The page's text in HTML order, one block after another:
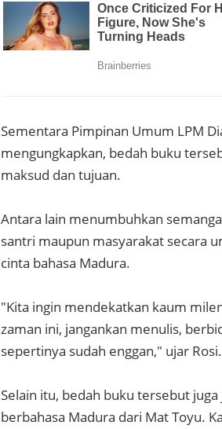
Sementara Pimpinan Umum LPM
mengungkapkan, bedah buku
maksud dan tujuan.
Antara lain menumbuhkan
santri maupun masyarakat secara
cinta bahasa Madura.
"Kita ingin mendekatkan kaum
zaman ini, jangankan menulis,
sepertinya sudah enggan," ujar Rosi.
Selain itu, bedah buku tersebut
berbahasa Madura dari Mat Toyu.